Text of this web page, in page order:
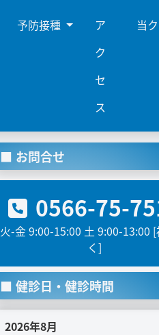
予防接種
ア
ク
セ
ス
当
お問合せ
0566-75-
火-金 9:00-15:00 土 9:00-13:00
く]
健診日・健診時間
2026年8月